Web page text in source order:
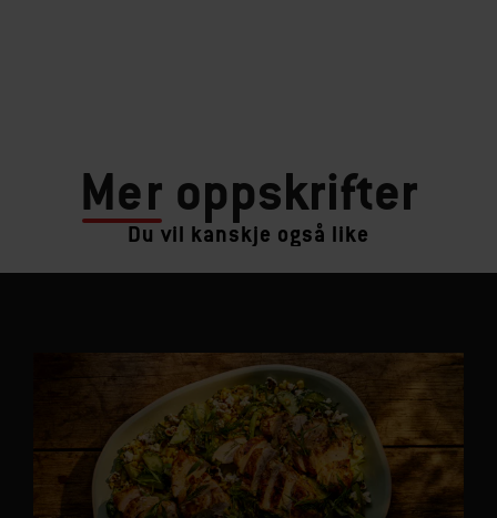
Mer oppskrifter
Du vil kanskje også like